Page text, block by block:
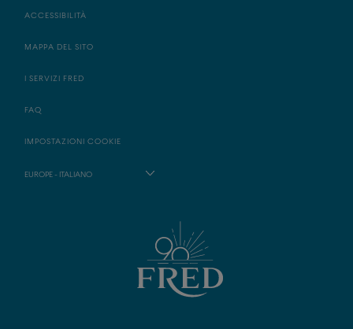
ACCESSIBILITÀ
MAPPA DEL SITO
I SERVIZI FRED
FAQ
IMPOSTAZIONI COOKIE
EUROPE - ITALIANO